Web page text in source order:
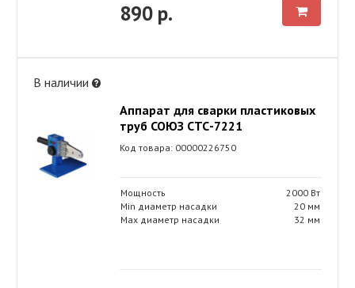
890 р.
В наличии
Аппарат для сварки пластиковых
труб СОЮЗ СТС-7221
Код товара: 00000226750
Мощность
2000 Вт
Min диаметр насадки
20 мм
Max диаметр насадки
32 мм